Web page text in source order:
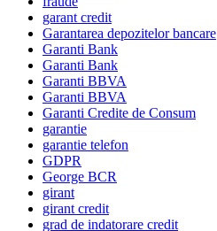
garant credit
Garantarea depozitelor bancare
Garanti Bank
Garanti Bank
Garanti BBVA
Garanti BBVA
Garanti Credite de Consum
garantie
garantie telefon
GDPR
George BCR
girant
girant credit
grad de indatorare credit